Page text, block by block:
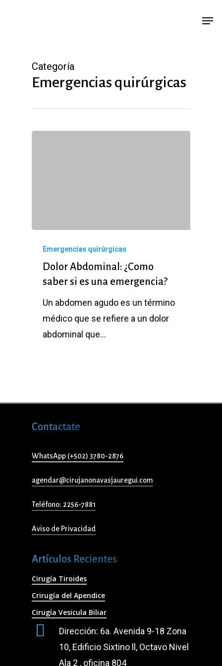
Categoría
Emergencias quirúrgicas
Emergencias quirúrgicas
Dolor Abdominal: ¿Como
saber si es una emergencia?
Un abdomen agudo es un término
médico que se refiere a un dolor
abdominal que…
Contactate
WhatsApp (+502) 3780-2876
agendar@cirujanonavasjauregui.com
Teléfono: 2256-7881
Aviso de Privacidad
Artículos Recientes
Cirugía Tiroides
Crirugía del Apendice
Cirugía Vesicula Biliar
Dirección: 6a. Avenida 9-18 Zona
10, Edificio Sixtino ll, Octavo Nivel
Ala 2 , oficina 804